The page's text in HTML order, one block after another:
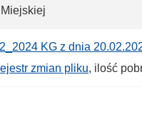
2_2024 KG z dnia
zmian pliku, ilość